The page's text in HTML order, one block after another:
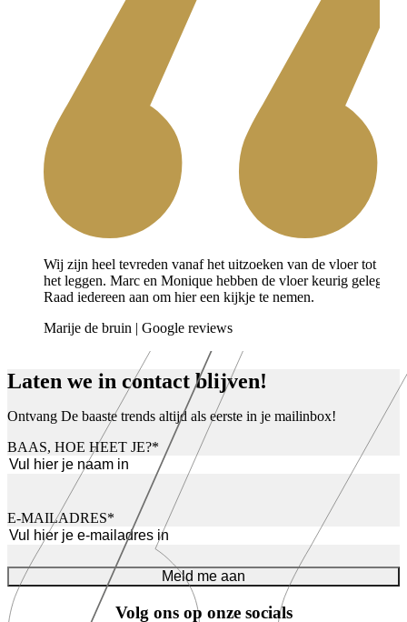
Wij zijn heel tevreden vanaf het uitzoeken van de vloer tot aan
het leggen. Marc en Monique hebben de vloer keurig gelegd.
Raad iedereen aan om hier een kijkje te nemen.
Marije de bruin | Google reviews
Laten we in contact blijven!
Ontvang De baaste trends altijd als eerste in je mailinbox!
BAAS, HOE HEET JE?*
E-MAILADRES*
Meld me aan
Volg ons op onze socials